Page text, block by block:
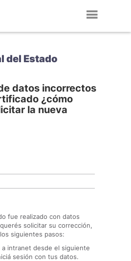
del Estado
datos incorrectos
¿cómo
la nueva
fue realizado con datos
solicitar su corrección,
siguientes pasos:
a intranet desde el siguiente
sesión con tus datos.